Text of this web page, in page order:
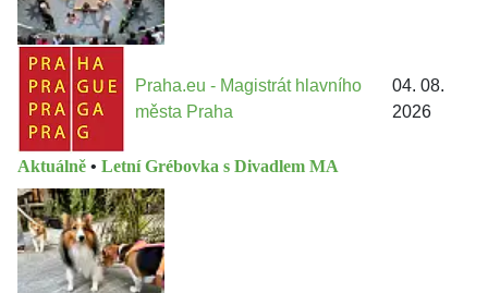
Praha.eu - Magistrát hlavního
města Praha
04. 08.
2026
Aktuálně • Letní Grébovka s Divadlem MA